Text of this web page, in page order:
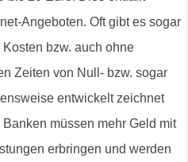
Angeboten. Oft gibt es sogar
bzw. auch ohne
Zeiten von Null- bzw. sogar
entwickelt zeichnet
müssen mehr Geld mit
erbringen und werden